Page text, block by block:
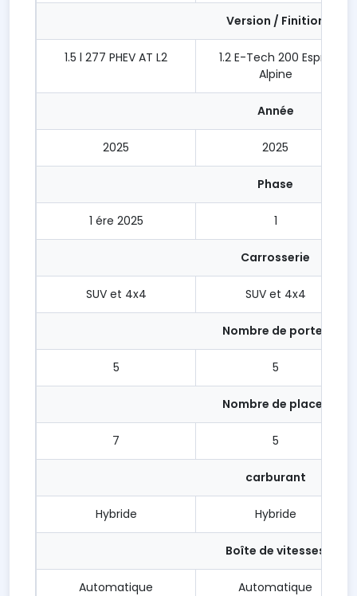
Version / Finition
1.5 l 277 PHEV AT L2
1.2 E-Tech 200 Esprit
Alpine
Année
2025 2025
Phase
1 ére 2025 1
Carrosserie
SUV et 4x4 SUV et 4x4
Nombre de portes
5 5
Nombre de places
7 5
carburant
Hybride Hybride
Boîte de vitesses
Automatique Automatique